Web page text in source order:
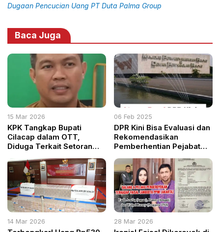
Dugaan Pencucian Uang PT Duta Palma Group
Baca Juga
15 Mar 2026
KPK Tangkap Bupati
Cilacap dalam OTT,
Diduga Terkait Setoran
Pemkab
06 Feb 2025
DPR Kini Bisa Evaluasi dan
Rekomendasikan
Pemberhentian Pejabat
14 Mar 2026 28 Mar 2026